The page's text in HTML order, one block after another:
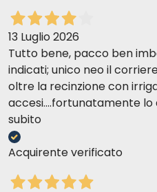
13 Luglio 2026
Tutto bene, pacco ben
indicati; unico neo il
oltre la recinzione con
accesi....fortunatamente
subito
Acquirente verificato